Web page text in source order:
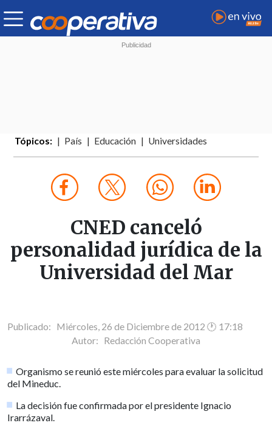
Tópicos: País Educación Universidades
CNED canceló
personalidad jurídica de la
Universidad del Mar
Publicado: Miércoles, 26 de Diciembre de 2012 🕐 17:18
Autor: Redacción Cooperativa
Organismo se reunió este miércoles para evaluar la solicitud
del Mineduc.
La decisión fue confirmada por el presidente Ignacio
Irarrázaval.